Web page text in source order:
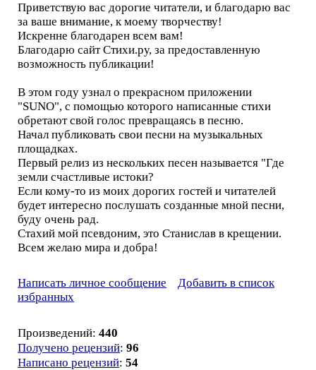
Приветствую вас дорогие читатели, и благодарю вас
за ваше внимание, к моему творчеству!
Искренне благодарен всем вам!
Благодарю сайт Стихи.ру, за предоставленную
возможность публикации!
В этом году узнал о прекрасном приложении
"SUNO", с помощью которого написанные стихи
обретают свой голос превращаясь в песню.
Начал публиковать свои песни на музыкальных
площадках.
Первый релиз из нескольких песен называется "Где
земли счастливые истоки?
Если кому-то из моих дорогих гостей и читателей
будет интересно послушать созданные мной песни,
буду очень рад.
Стахий мой псевдоним, это Станислав в крещении.
Всем желаю мира и добра!
Написать личное сообщение
Добавить в список
избранных
Произведений: 440
Получено рецензий: 96
Написано рецензий: 54